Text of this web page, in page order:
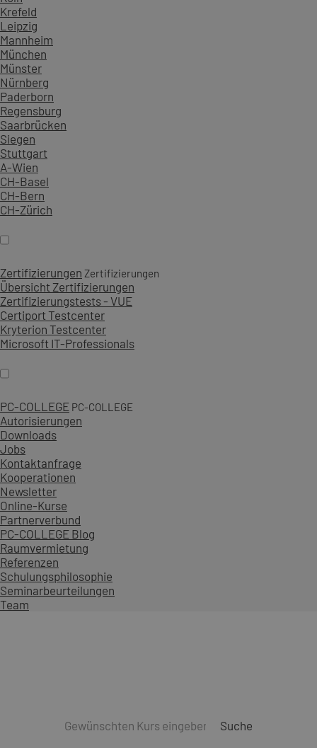
Krefeld
Leipzig
Mannheim
München
Münster
Nürnberg
Paderborn
Regensburg
Saarbrücken
Siegen
Stuttgart
A-Wien
CH-Basel
CH-Bern
CH-Zürich
Zertifizierungen Zertifizierungen
Übersicht Zertifizierungen
Zertifizierungstests - VUE
Certiport Testcenter
Kryterion Testcenter
Microsoft IT-Professionals
PC-COLLEGE PC-COLLEGE
Autorisierungen
Downloads
Jobs
Kontaktanfrage
Kooperationen
Newsletter
Online-Kurse
Partnerverbund
PC-COLLEGE Blog
Raumvermietung
Referenzen
Schulungsphilosophie
Seminarbeurteilungen
Team
Suche